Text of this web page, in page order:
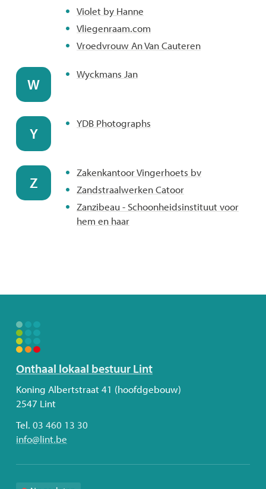
Violet by Hanne
Vliegenraam.com
Vroedvrouw An Van Cauteren
W
Wyckmans Jan
Y
YDB Photographs
Z
Zakenkantoor Vingerhoets bv
Zandstraalwerken Catoor
Zanzibeau - Schoonheidsinstituut voor
hem en haar
Volg
ons
Onthaal lokaal bestuur Lint
Adres
Koning Albertstraat 41 (hoofdgebouw)
2547 Lint
Tel. 03 460 13 30
E-
info@lint.be